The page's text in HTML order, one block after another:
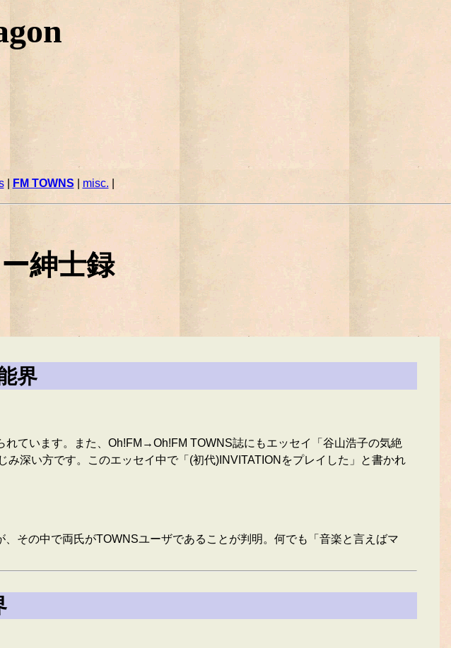
| FM TOWNS misc.
紳士録
界
ています。また、Oh!FM→Oh!FM TOWNS誌にもエッセイ「谷山浩子の気絶
深い方です。このエッセイ中で「(初代)INVITATIONをプレイした」と書かれ
その中で両氏がTOWNSユーザであることが判明。何でも「音楽と言えばマ